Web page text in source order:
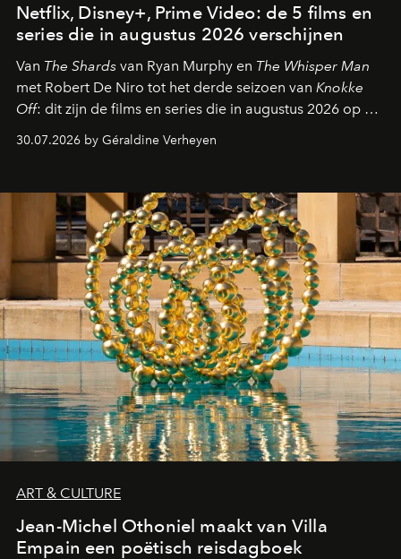
Netflix, Disney+, Prime Video: de 5 films en
series die in augustus 2026 verschijnen
Van The Shards van Ryan Murphy en The Whisper Man
met Robert De Niro tot het derde seizoen van Knokke
Off: dit zijn de films en series die in augustus 2026 op de
30.07.2026 by Géraldine Verheyen
ART & CULTURE
Jean-Michel Othoniel maakt van Villa
Empain een poëtisch reisdagboek